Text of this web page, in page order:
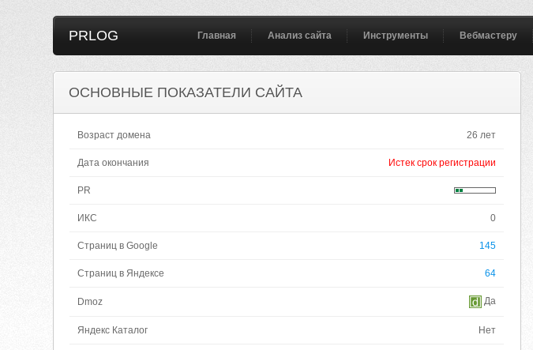
PRLOG Главная Анализ сайта Инструменты Вебмастеру
ОСНОВНЫЕ ПОКАЗАТЕЛИ САЙТА
Возраст домена 26 лет
Дата окончания Истек срок регистрации
PR
ИКС 0
Страниц в Google 145
Страниц в Яндексе 64
Dmoz Да
Яндекс Каталог Нет